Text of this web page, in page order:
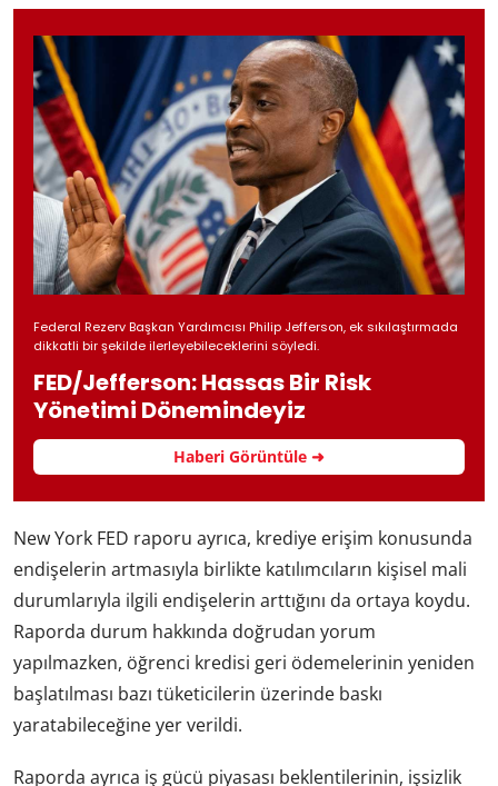
Federal Rezerv Başkan Yardımcısı Philip Jefferson, ek sıkılaştırmada
dikkatli bir şekilde ilerleyebileceklerini söyledi.
FED/Jefferson: Hassas Bir Risk
Yönetimi Dönemindeyiz
Haberi Görüntüle ➜
New York FED raporu ayrıca, krediye erişim konusunda
endişelerin artmasıyla birlikte katılımcıların kişisel mali
durumlarıyla ilgili endişelerin arttığını da ortaya koydu.
Raporda durum hakkında doğrudan yorum
yapılmazken, öğrenci kredisi geri ödemelerinin yeniden
başlatılması bazı tüketicilerin üzerinde baskı
yaratabileceğine yer verildi.
Raporda ayrıca iş gücü piyasası beklentilerinin, işsizlik